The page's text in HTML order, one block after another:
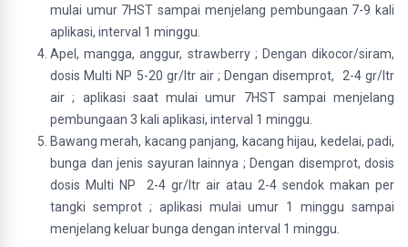
mulai umur 7HST sampai menjelang pembungaan 7-9 kali
aplikasi, interval 1 minggu.
Apel, mangga, anggur, strawberry ; Dengan dikocor/siram,
dosis Multi NP 5-20 gr/ltr air ; Dengan disemprot, 2-4 gr/ltr
air ; aplikasi saat mulai umur 7HST sampai menjelang
pembungaan 3 kali aplikasi, interval 1 minggu.
Bawang merah, kacang panjang, kacang hijau, kedelai, padi,
bunga dan jenis sayuran lainnya ; Dengan disemprot, dosis
dosis Multi NP 2-4 gr/ltr air atau 2-4 sendok makan per
tangki semprot ; aplikasi mulai umur 1 minggu sampai
menjelang keluar bunga dengan interval 1 minggu.